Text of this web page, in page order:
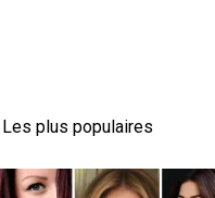
Les plus populaires